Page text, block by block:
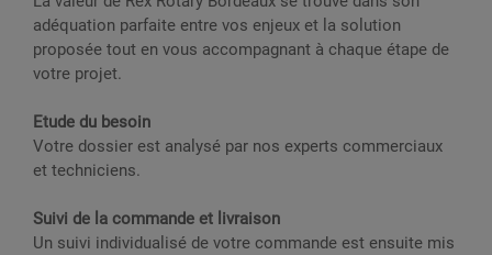
adéquation parfaite entre vos enjeux et la solution
proposée tout en vous accompagnant à chaque étape de
votre projet.
Etude du besoin
Votre dossier est analysé par nos experts commerciaux
et techniciens.
Suivi de la commande et livraison
Un suivi individualisé de votre commande est ensuite mis